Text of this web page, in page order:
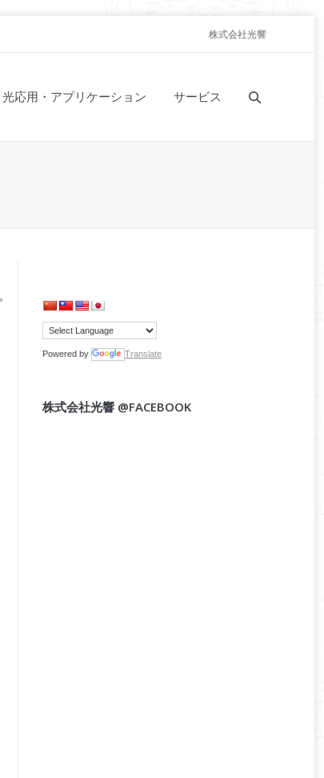
株式会社光響
光応用・アプリケーション サービス
Powered by Translate
株式会社光響 @FACEBOOK